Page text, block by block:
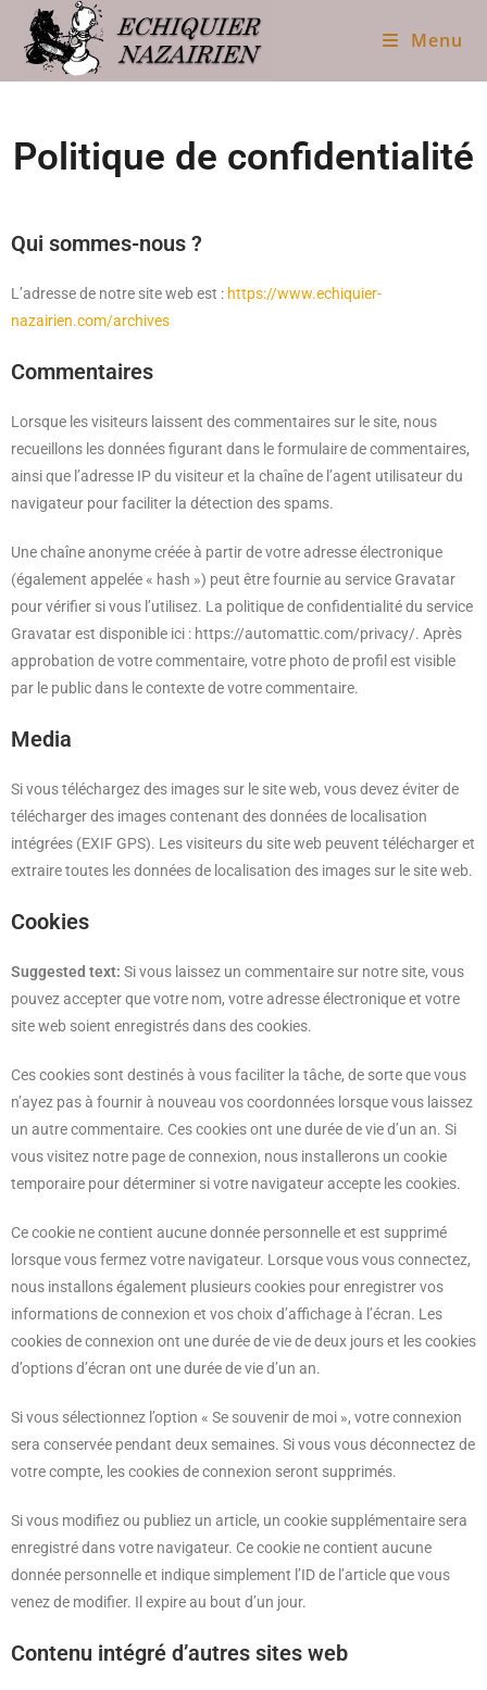
Menu
Politique de confidentialité
Qui sommes-nous ?
L’adresse de notre site web est : https://www.echiquier-
nazairien.com/archives
Commentaires
Lorsque les visiteurs laissent des commentaires sur le site, nous
recueillons les données figurant dans le formulaire de commentaires,
ainsi que l’adresse IP du visiteur et la chaîne de l’agent utilisateur du
navigateur pour faciliter la détection des spams.
Une chaîne anonyme créée à partir de votre adresse électronique
(également appelée « hash ») peut être fournie au service Gravatar
pour vérifier si vous l’utilisez. La politique de confidentialité du service
Gravatar est disponible ici : https://automattic.com/privacy/. Après
approbation de votre commentaire, votre photo de profil est visible
par le public dans le contexte de votre commentaire.
Media
Si vous téléchargez des images sur le site web, vous devez éviter de
télécharger des images contenant des données de localisation
intégrées (EXIF GPS). Les visiteurs du site web peuvent télécharger et
extraire toutes les données de localisation des images sur le site web.
Cookies
Suggested text: Si vous laissez un commentaire sur notre site, vous
pouvez accepter que votre nom, votre adresse électronique et votre
site web soient enregistrés dans des cookies.
Ces cookies sont destinés à vous faciliter la tâche, de sorte que vous
n’ayez pas à fournir à nouveau vos coordonnées lorsque vous laissez
un autre commentaire. Ces cookies ont une durée de vie d’un an. Si
vous visitez notre page de connexion, nous installerons un cookie
temporaire pour déterminer si votre navigateur accepte les cookies.
Ce cookie ne contient aucune donnée personnelle et est supprimé
lorsque vous fermez votre navigateur. Lorsque vous vous connectez,
nous installons également plusieurs cookies pour enregistrer vos
informations de connexion et vos choix d’affichage à l’écran. Les
cookies de connexion ont une durée de vie de deux jours et les cookies
d’options d’écran ont une durée de vie d’un an.
Si vous sélectionnez l’option « Se souvenir de moi », votre connexion
sera conservée pendant deux semaines. Si vous vous déconnectez de
votre compte, les cookies de connexion seront supprimés.
Si vous modifiez ou publiez un article, un cookie supplémentaire sera
enregistré dans votre navigateur. Ce cookie ne contient aucune
donnée personnelle et indique simplement l’ID de l’article que vous
venez de modifier. Il expire au bout d’un jour.
Contenu intégré d’autres sites web